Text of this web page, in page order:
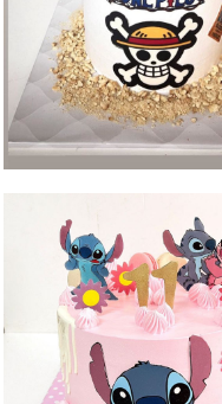
עוגת לילו וסטיץ
פרטים נוספים